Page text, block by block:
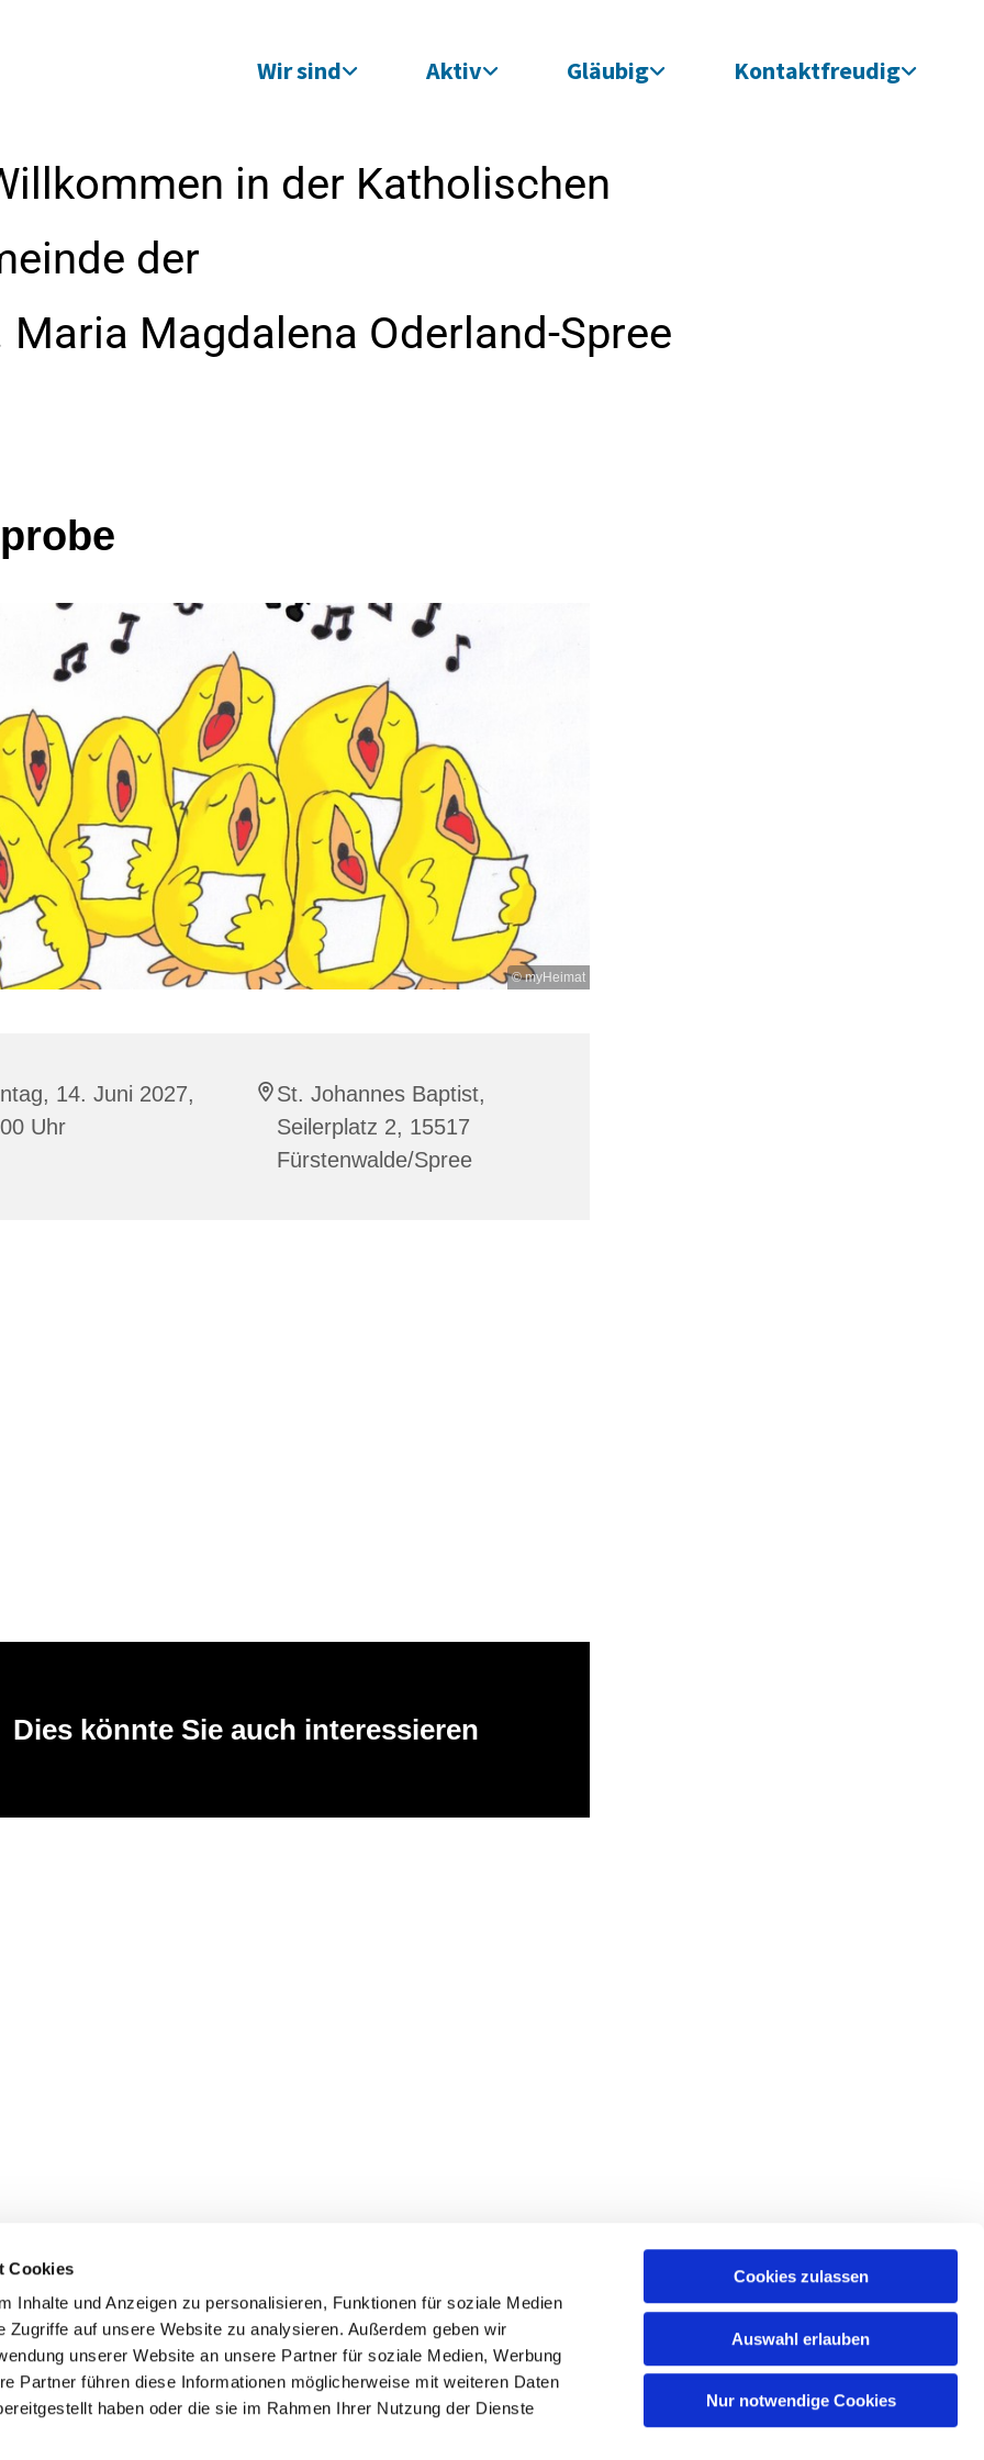
Cookies
Inhalte und Anzeigen zu personalisieren, Funktionen für soziale Medien
Zugriffe auf unsere Website zu analysieren. Außerdem geben wir
unserer Website an unsere Partner für soziale Medien, Werbung
Partner führen diese Informationen möglicherweise mit weiteren Daten
haben oder die sie im Rahmen Ihrer Nutzung der Dienste
Cookies zulassen
Auswahl erlauben
Nur notwendige Cookies
Wir sind Aktiv Gläubig Kontaktfreudig
in der Katholischen
der
Magdalena Oderland-Spree
© myHeimat
14. Juni 2027,
Uhr
St. Johannes Baptist,
Seilerplatz 2, 15517
Fürstenwalde/Spree
Dies könnte Sie auch interessieren
St. Maria Magdalena Oderland-Spree